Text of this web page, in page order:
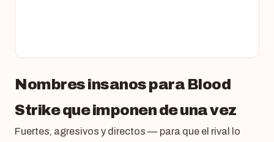
Nombres insanos para Blood
Strike que imponen de una vez
Fuertes, agresivos y directos — para que el rival lo